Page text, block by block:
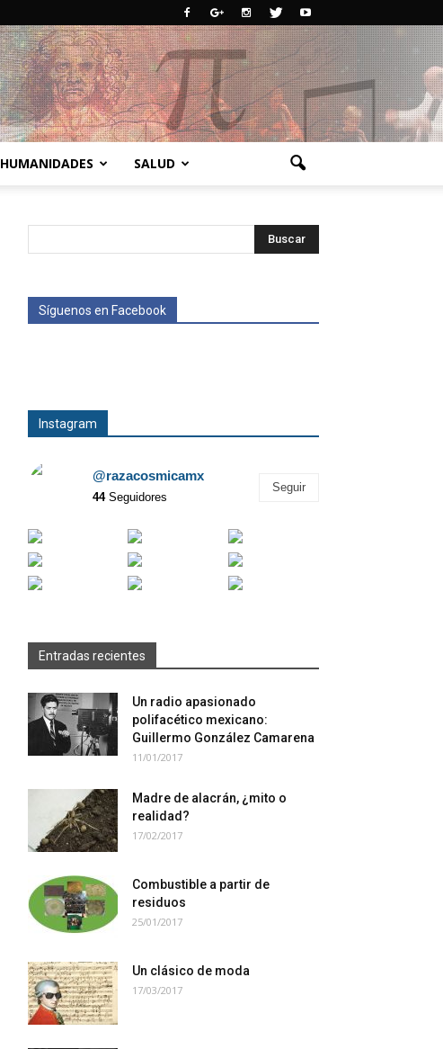
HUMANIDADES SALUD
Síguenos en Facebook
Instagram
@razacosmicamx
44Seguidores
Seguir
Entradas recientes
Un radio apasionado
polifacético mexicano:
Guillermo González Camarena
11/01/2017
Madre de alacrán, ¿mito o
realidad?
17/02/2017
Combustible a partir de
residuos
25/01/2017
Un clásico de moda
17/03/2017